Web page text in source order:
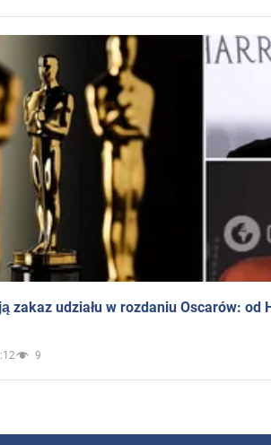
zakaz udziału w rozdaniu Oscarów: od
9